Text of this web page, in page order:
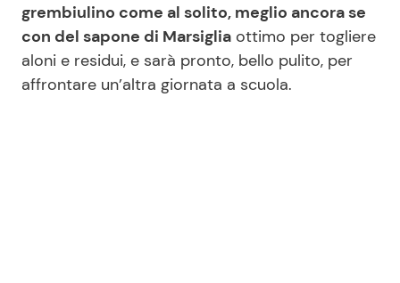
grembiulino come al solito, meglio ancora se
con del sapone di Marsiglia ottimo per togliere
aloni e residui, e sarà pronto, bello pulito, per
affrontare un’altra giornata a scuola.